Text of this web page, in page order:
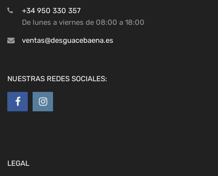
+34 950 330 357
De lunes a viernes de 08:00 a 18:00
ventas@desguacebaena.es
NUESTRAS REDES SOCIALES:
LEGAL